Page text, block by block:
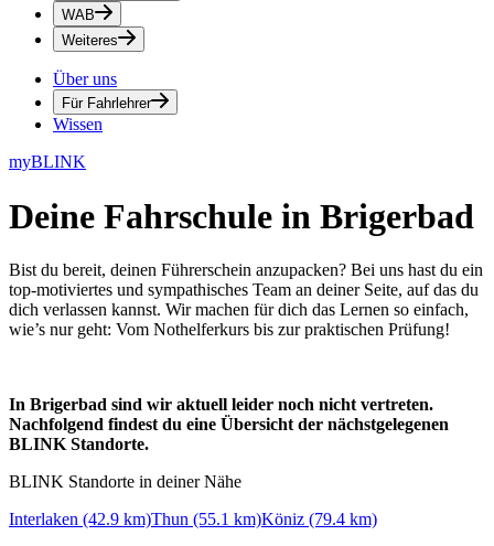
WAB
Weiteres
Über uns
Für Fahrlehrer
Wissen
myBLINK
Deine Fahrschule in Brigerbad
Bist du bereit, deinen Führerschein anzupacken? Bei uns hast du ein
top-motiviertes und sympathisches Team an deiner Seite, auf das du
dich verlassen kannst. Wir machen für dich das Lernen so einfach,
wie’s nur geht: Vom Nothelferkurs bis zur praktischen Prüfung!
In Brigerbad sind wir aktuell leider noch nicht vertreten.
Nachfolgend findest du eine Übersicht der nächstgelegenen
BLINK Standorte.
BLINK Standorte in deiner Nähe
Interlaken (42.9 km)Thun (55.1 km)Köniz (79.4 km)